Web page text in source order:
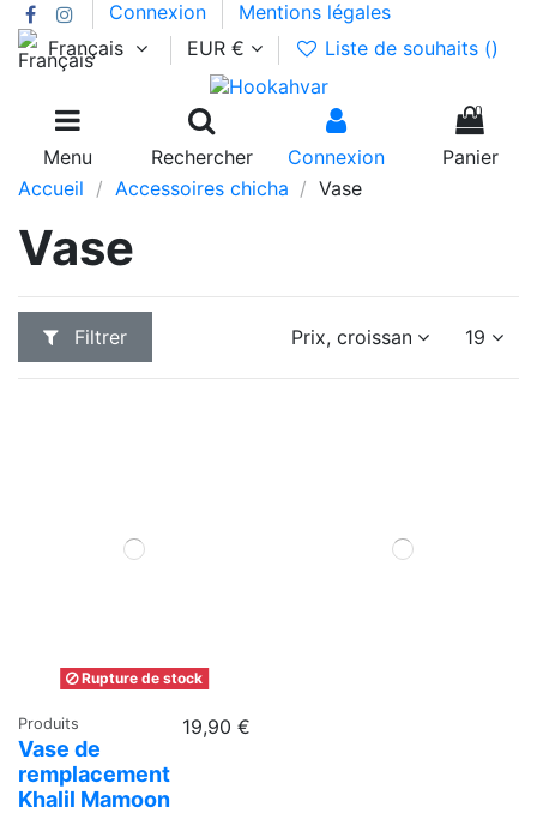
Connexion
Mentions légales
Français
EUR € Liste de souhaits ()
Menu Rechercher Connexion
0
Panier
Accueil
Accessoires chicha Vase
Vase
Filtrer Prix, croissant 19
Rupture de stock
Produits
Vase de
remplacement
Khalil Mamoon
19,90 €